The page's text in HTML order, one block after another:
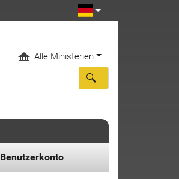
Alle Ministerien
Benutzerkonto